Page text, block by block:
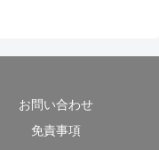
お問い合わせ
免責事項